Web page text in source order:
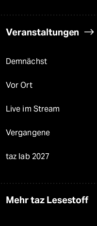
Veranstaltungen
Demnächst
Vor Ort
Live im Stream
Vergangene
taz lab 2027
Mehr taz Lesestoff